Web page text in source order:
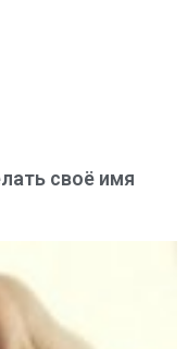
своё имя